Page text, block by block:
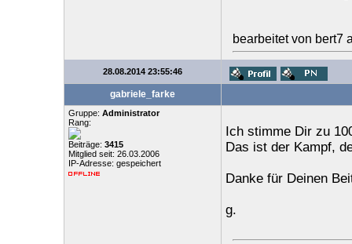
bearbeitet von bert7
28.08.2014 23:55:46
gabriele_farke
Gruppe: Administrator
Rang:
Beiträge: 3415
Mitglied seit: 26.03.2006
IP-Adresse: gespeichert
Ich stimme Dir zu
Das ist der Kampf,
Danke für Deinen
g.